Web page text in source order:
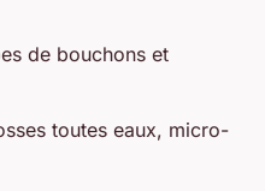
de bouchons et
toutes eaux, micro-